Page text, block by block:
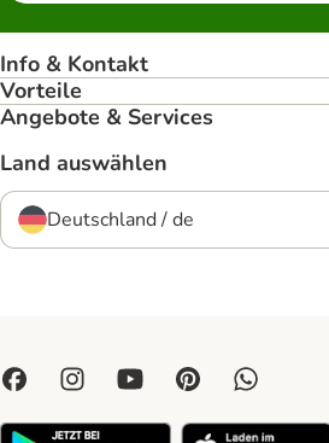
Info & Kontakt
Vorteile
Angebote & Services
Land auswählen
Deutschland / de